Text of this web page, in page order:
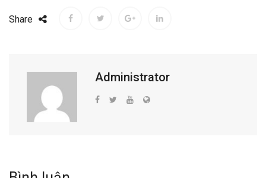
Share
Administrator